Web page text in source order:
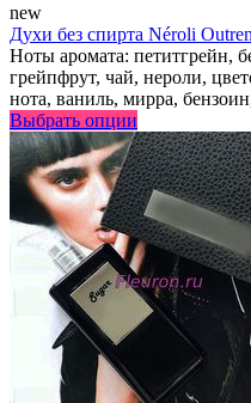
new
Духи без спирта Néroli
Ноты аромата: петитгрейн,
грейпфрут, чай, нероли,
нота, ваниль, мирра,
Выбрать опции